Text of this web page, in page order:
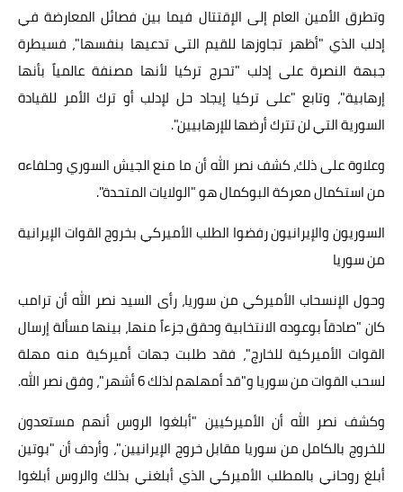
وتطرق الأمين العام إلى الإقتتال فيما بين فصائل المعارضة في
إدلب الذي "أظهر تجاوزها للقيم التي تدعيها بنفسها"، فسيطرة
جبهة النصرة على إدلب "تحرج تركيا لأنها مصنفة عالمياً بأنها
إرهابية"، وتابع "على تركيا إيجاد حل لإدلب أو ترك الأمر للقيادة
السورية التي لن تترك أرضها للإرهابيين".
وعلاوة على ذلك، كشف نصر الله أن ما منع الجيش السوري وحلفاءه
من استكمال معركة البوكمال هو "الولايات المتحدة".
السوريون والإيرانيون رفضوا الطلب الأميركي بخروج القوات الإيرانية
من سوريا
وحول الإنسحاب الأميركي من سوريا، رأى السيد نصر الله أن ترامب
كان "صادقاً بوعوده الانتخابية وحقق جزءاً منها، بينها مسألة إرسال
القوات الأميركية للخارج"، فقد طلبت جهات أميركية منه مهلة
لسحب القوات من سوريا و"قد أمهلهم لذلك 6 أشهر"، وفق نصر الله.
وكشف نصر الله أن الأميركيين "أبلغوا الروس أنهم مستعدون
للخروج بالكامل من سوريا مقابل خروج الإيرانيين"، وأردف أن "بوتين
أبلغ روحاني بالمطلب الأميركي الذي أبلغني بذلك والروس أبلغوا